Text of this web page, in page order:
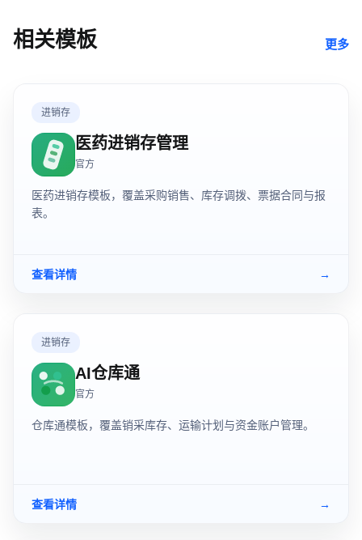
相关模板 更多
进销存
医药进销存管理
官方
医药进销存模板，覆盖采购销售、库存调拨、票据合同与报
表。
查看详情 →
进销存
AI仓库通
官方
仓库通模板，覆盖销采库存、运输计划与资金账户管理。
查看详情 →